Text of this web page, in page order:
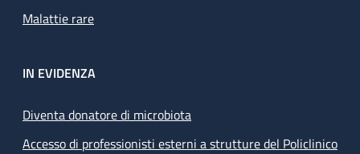
Malattie rare
IN EVIDENZA
Diventa donatore di microbiota
Accesso di professionisti esterni a strutture del Policlinico